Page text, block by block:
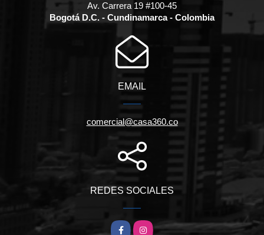
Av. Carrera 19 #100-45
Bogotá D.C. - Cundinamarca - Colombia
EMAIL
comercial@casa360.co
REDES SOCIALES
FacebookInstagram